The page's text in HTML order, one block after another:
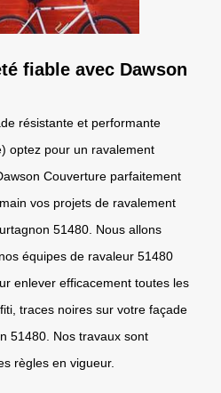
fiable avec Dawson
résistante et performante
optez pour un ravalement
Couverture parfaitement
vos projets de ravalement
51480. Nous allons
équipes de ravaleur 51480
enlever efficacement toutes les
traces noires sur votre façade
51480. Nos travaux sont
règles en vigueur.